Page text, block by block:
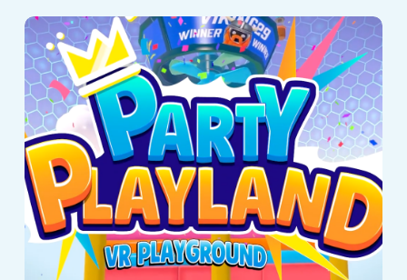
Party Playland